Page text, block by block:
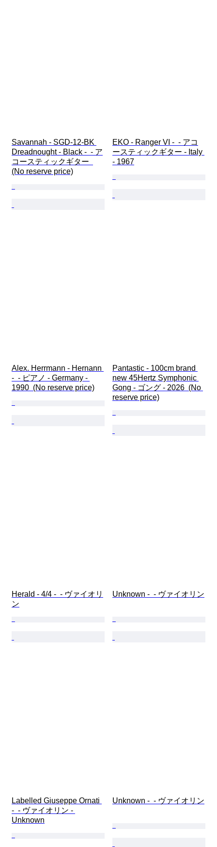
Savannah - SGD-12-BK
Dreadnought - Black -  - ア
コースティックギター
(No reserve price)
EKO - Ranger VI -  - アコ
ースティックギター - Italy
- 1967
Alex. Herrmann - Hernann
-  - ピアノ - Germany -
1990  (No reserve price)
Pantastic - 100cm brand
new 45Hertz Symphonic
Gong - ゴング - 2026  (No
reserve price)
Herald - 4/4 -  - ヴァイオリ
ン
Unknown -  - ヴァイオリン
Labelled Giuseppe Ornati
-  - ヴァイオリン -
Unknown
Unknown -  - ヴァイオリン